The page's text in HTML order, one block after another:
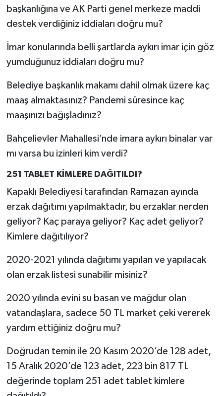
başkanlığına ve AK Parti genel merkeze maddi
destek verdiğiniz iddiaları doğru mu?
İmar konularında belli şartlarda aykırı imar için göz
yumduğunuz iddiaları doğru mu?
Belediye başkanlık makamı dahil olmak üzere kaç
maaş almaktasınız? Pandemi süresince kaç
maaşınızı bağışladınız?
Bahçelievler Mahallesi’nde imara aykırı binalar var
mı varsa bu izinleri kim verdi?
251 TABLET KİMLERE DAĞITILDI?
Kapaklı Belediyesi tarafından Ramazan ayında
erzak dağıtımı yapılmaktadır, bu erzaklar nerden
geliyor? Kaç paraya geliyor? Kaç adet geliyor?
Kimlere dağıtılıyor?
2020-2021 yılında dağıtımı yapılan ve yapılacak
olan erzak listesi sunabilir misiniz?
2020 yılında evini su basan ve mağdur olan
vatandaşlara, sadece 50 TL market çeki vererek
yardım ettiğiniz doğru mu?
Doğrudan temin ile 20 Kasım 2020’de 128 adet,
15 Aralık 2020’de 123 adet, 223 bin 817 TL
değerinde toplam 251 adet tablet kimlere